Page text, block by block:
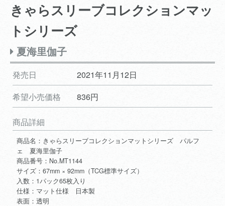
きゃらスリーブコレクションマッ
トシリーズ
夏海里伽子
発売日
2021年11月12日
希望小売価格
836円
商品詳細
商品名：きゃらスリーブコレクションマットシリーズ パルフ
ェ 夏海里伽子
商品番号：No.MT1144
サイズ：67mm × 92mm（TCG標準サイズ）
入数：1パック65枚入り
仕様：マット仕様 日本製
表面：透明